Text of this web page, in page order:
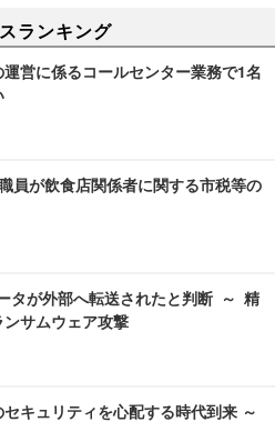
ランキング
運営に係るコールセンター業務で1名
員が飲食店関係者に関する市税等の
タが外部へ転送されたと判断 ～ 精
サムウェア攻撃
キュリティを心配する時代到来 ～